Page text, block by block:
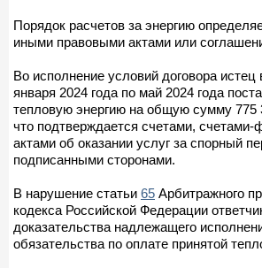
Порядок расчетов за энергию
иными правовыми актами или
Во исполнение условий договора истец
января 2024 года по май 2024 года
тепловую энергию на общую сумму 775
что подтверждается счетами, счетами-
актами об оказании услуг за спорный
подписанными сторонами.
В нарушение статьи 65 Арбитражного
кодекса Российской Федерации
доказательства надлежащего
обязательства по оплате принятой